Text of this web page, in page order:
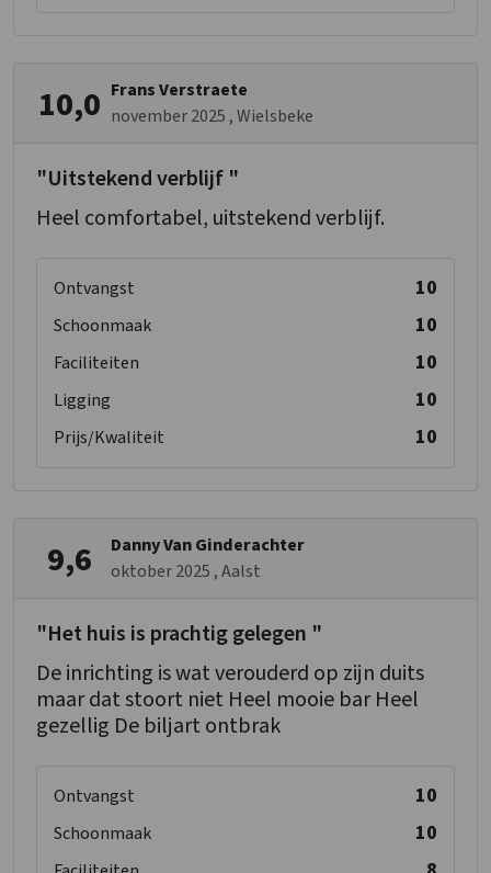
Douches : 1
Wastafel: 1
2-persoonsbed: 1
Wastafel: 1
Toiletten: 1
2-persoonsbed
Slaapkamer 11
Douches: 1
Douches: 1
Toiletten: 1
2-persoonsbed: 1
Badkamer 03
Bad: 1
Wastafel: 2
10,0 Frans Verstraete
november 2025, Wielsbeke
"Uitstekend verblijf "
Heel comfortabel, uitstekend verblijf.
Ontvangst 10
Schoonmaak 10
Faciliteiten 10
Ligging 10
Prijs/Kwaliteit 10
9,6
Danny Van Ginderachter
oktober 2025, Aalst
"Het huis is prachtig gelegen "
De inrichting is wat verouderd op zijn duits
maar dat stoort niet Heel mooie bar Heel
gezellig De biljart ontbrak
Ontvangst 10
Schoonmaak 10